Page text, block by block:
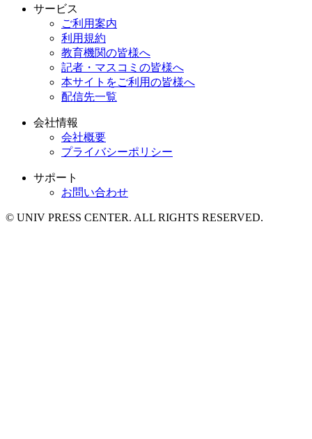
サービス
ご利用案内
利用規約
教育機関の皆様へ
記者・マスコミの皆様へ
本サイトをご利用の皆様へ
配信先一覧
会社情報
会社概要
プライバシーポリシー
サポート
お問い合わせ
© UNIV PRESS CENTER. ALL RIGHTS RESERVED.